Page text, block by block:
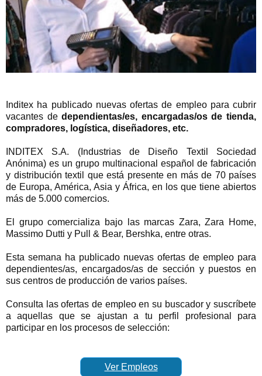
Inditex ha publicado nuevas ofertas de empleo para cubrir
vacantes dedependientas/es, encargadas/os de tienda,
compradores, logística, diseñadores, etc.
INDITEX S.A. (Industrias de Diseño Textil Sociedad
Anónima) es un grupo multinacional español de fabricación
y distribución textil que está presente en más de 70 países
de Europa, América, Asia y África, en los que tiene abiertos
más de 5.000 comercios.
El grupo comercializa bajo las marcas Zara, Zara Home,
Massimo Dutti y Pull & Bear, Bershka, entre otras.
Esta semana ha publicado nuevas ofertas de empleo para
dependientes/as, encargados/as de sección y puestos en
sus centros de producción de varios países.
Consulta las ofertas de empleo en su buscador y suscríbete
a aquellas que se ajustan a tu perfil profesional para
participar en los procesos de selección:
Ver Empleos